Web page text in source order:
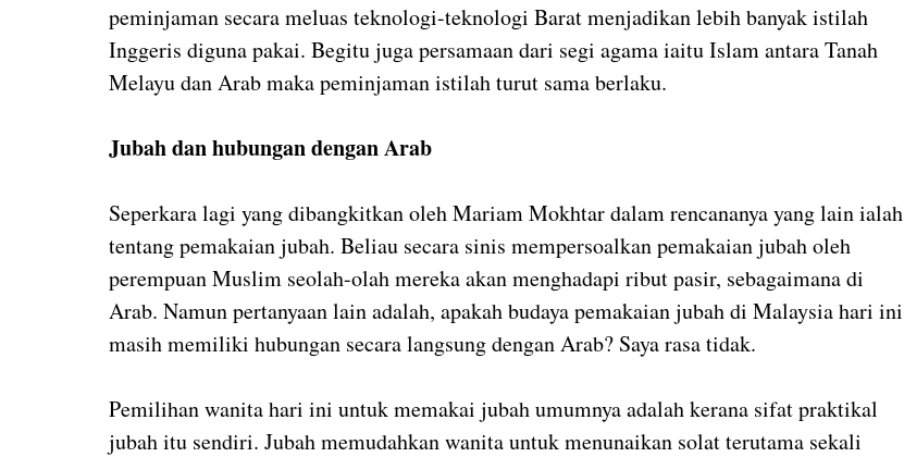
peminjaman secara meluas teknologi-teknologi Barat menjadikan lebih banyak istilah
Inggeris diguna pakai. Begitu juga persamaan dari segi agama iaitu Islam antara Tanah
Melayu dan Arab maka peminjaman istilah turut sama berlaku.
Jubah dan hubungan dengan Arab
Seperkara lagi yang dibangkitkan oleh Mariam Mokhtar dalam rencananya yang lain ialah
tentang pemakaian jubah. Beliau secara sinis mempersoalkan pemakaian jubah oleh
perempuan Muslim seolah-olah mereka akan menghadapi ribut pasir, sebagaimana di
Arab. Namun pertanyaan lain adalah, apakah budaya pemakaian jubah di Malaysia hari ini
masih memiliki hubungan secara langsung dengan Arab? Saya rasa tidak.
Pemilihan wanita hari ini untuk memakai jubah umumnya adalah kerana sifat praktikal
jubah itu sendiri. Jubah memudahkan wanita untuk menunaikan solat terutama sekali